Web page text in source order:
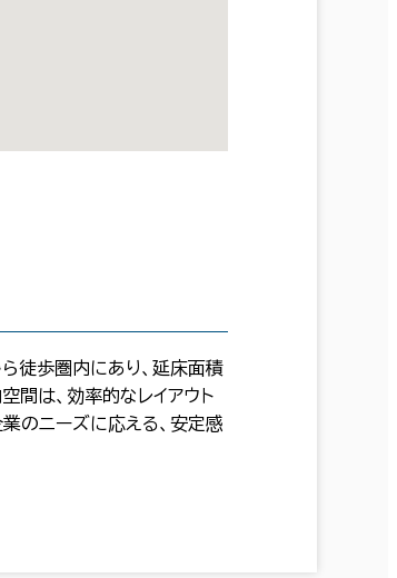
徒歩圏内にあり、延床面積
は、効率的なレイアウト
のニーズに応える、安定感